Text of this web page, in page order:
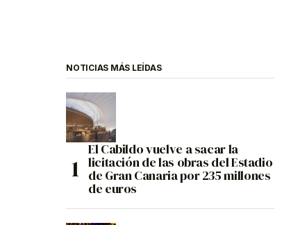
NOTICIAS MÁS LEÍDAS
El Cabildo vuelve a sacar la
licitación de las obras del Estadio
de Gran Canaria por 235 millones
de euros